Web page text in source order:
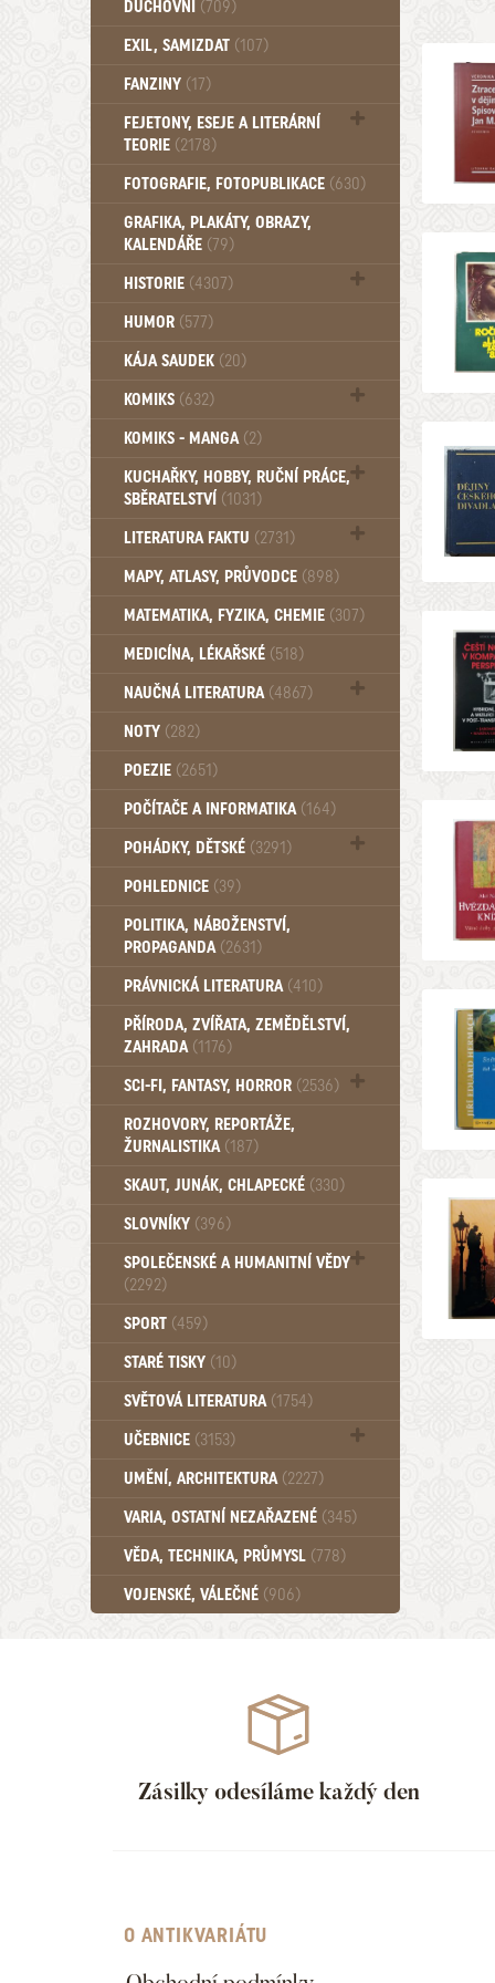
DUCHOVNÍ (709)
Okultismus (110)
EXIL, SAMIZDAT (107)
FANZINY (17)
FEJETONY, ESEJE A LITERÁRNÍ
TEORIE (2178)
Citáty, aforismy, snáře, přísloví,
FOTOGRAFIE, FOTOPUBLIKACE (630)
GRAFIKA, PLAKÁTY, OBRAZY,
KALENDÁŘE (79)
HISTORIE (4307)
Mytologie, Mýty, Báje, Pověsti (203)
HUMOR (577)
KÁJA SAUDEK (20)
KOMIKS (632)
Komiks - Čtyřlístek (234)
KOMIKS - MANGA (2)
KUCHAŘKY, HOBBY, RUČNÍ PRÁCE,
SBĚRATELSTVÍ (1031)
Dům a byt (102)
LITERATURA FAKTU (2731)
Katalogy (503)
MAPY, ATLASY, PRŮVODCE (898)
MATEMATIKA, FYZIKA, CHEMIE (307)
MEDICÍNA, LÉKAŘSKÉ (518)
NAUČNÁ LITERATURA (4867)
Zdraví a zdraví životní styl (510)
NOTY (282)
POEZIE (2651)
POČÍTAČE A INFORMATIKA (164)
POHÁDKY, DĚTSKÉ (3291)
Pro děti a mládež (2887)
Pohádky, Dětské - Od roku 1949 (257)
POHLEDNICE (39)
POLITIKA, NÁBOŽENSTVÍ,
PROPAGANDA (2631)
PRÁVNICKÁ LITERATURA (410)
PŘÍRODA, ZVÍŘATA, ZEMĚDĚLSTVÍ,
ZAHRADA (1176)
SCI-FI, FANTASY, HORROR (2536)
UFO (14)
ROZHOVORY, REPORTÁŽE,
ŽURNALISTIKA (187)
SKAUT, JUNÁK, CHLAPECKÉ (330)
SLOVNÍKY (396)
SPOLEČENSKÉ A HUMANITNÍ VĚDY
(2292)
Pedagogika (191)
Psychologie a osobní rozvoj (761)
SPORT (459)
STARÉ TISKY (10)
SVĚTOVÁ LITERATURA (1754)
UČEBNICE (3153)
Učebnice - Jazykové (1297)
Učebnice - VŠ (259)
Učebnice - ZŠ (556)
Učebnice - Ostatní (499)
UMĚNÍ, ARCHITEKTURA (2227)
VARIA, OSTATNÍ NEZAŘAZENÉ (345)
VĚDA, TECHNIKA, PRŮMYSL (778)
VOJENSKÉ, VÁLEČNÉ (906)
Zásilky odesíláme každý den
O ANTIKVARIÁTU